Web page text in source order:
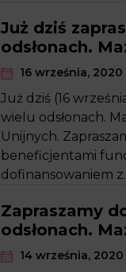
Już dziś
odsłonach.
16 września, 2020
Już dziś (16
wielu odsłonach.
Unijnych.
beneficjentami
dofinansowaniem
Zapraszamy
odsłonach.
14 września, 2020